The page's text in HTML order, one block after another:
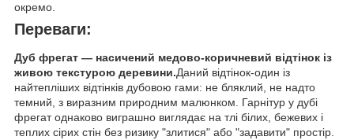
окремо.
Переваги:
Дуб фрегат — насичений медово-коричневий відтінок із
живою текстурою деревини.Даний відтінок-один із
найтепліших відтінків дубовою гами: не бляклий, не надто
темний, з виразним природним малюнком. Гарнітур у дубі
фрегат однаково виграшно виглядає на тлі білих, бежевих і
теплих сірих стін без ризику "злитися" або "задавити" простір.